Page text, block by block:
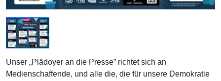
Unser „Plädoyer an die Presse” richtet sich an
Medienschaffende, und alle die, die für unsere Demokratie